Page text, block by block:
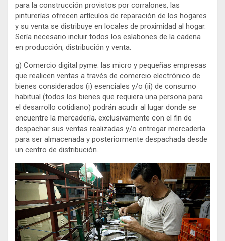
para la construcción provistos por corralones, las
pinturerías ofrecen artículos de reparación de los hogares
y su venta se distribuye en locales de proximidad al hogar.
Sería necesario incluir todos los eslabones de la cadena
en producción, distribución y venta.
g) Comercio digital pyme: las micro y pequeñas empresas
que realicen ventas a través de comercio electrónico de
bienes considerados (i) esenciales y/o (ii) de consumo
habitual (todos los bienes que requiera una persona para
el desarrollo cotidiano) podrán acudir al lugar donde se
encuentre la mercadería, exclusivamente con el fin de
despachar sus ventas realizadas y/o entregar mercadería
para ser almacenada y posteriormente despachada desde
un centro de distribución.